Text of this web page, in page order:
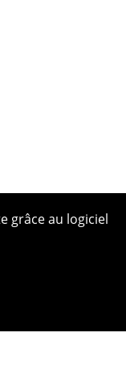
grâce au logiciel